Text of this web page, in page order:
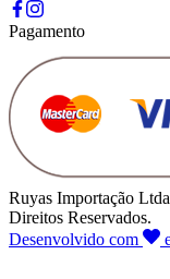
Pagamento
Ruyas Importação
Direitos Reservados.
Desenvolvido com